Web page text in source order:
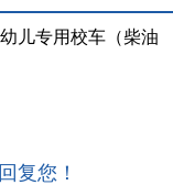
儿专用校车（柴油
复您！